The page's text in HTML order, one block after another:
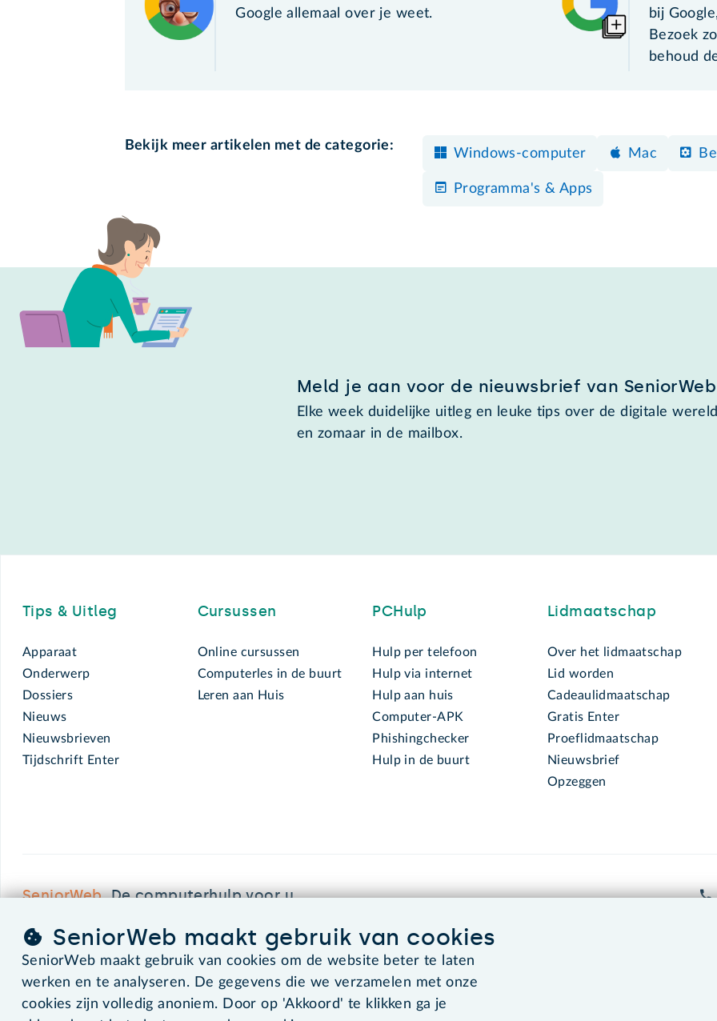
Google allemaal over je weet.
bij
Bezoek
behoud
Bekijk meer artikelen met de categorie:
Windows-computer Mac
Programma's & Apps
Meld je aan voor de nieuwsbrief van SeniorWeb
Elke week duidelijke uitleg en leuke tips over de digitale
en zomaar in de mailbox.
Tips & Uitleg
Apparaat
Onderwerp
Dossiers
Nieuws
Nieuwsbrieven
Tijdschrift Enter
Cursussen
Online cursussen
Computerles in de buurt
Leren aan Huis
PCHulp
Hulp per telefoon
Hulp via internet
Hulp aan huis
Computer-APK
Phishingchecker
Hulp in de buurt
Lidmaatschap
Over het lidmaatschap
Lid worden
Cadeaulidmaatschap
Gratis Enter
Proeflidmaatschap
Nieuwsbrief
Opzeggen
SeniorWeb.De computerhulp voor u.
©2026 SeniorWeb
SeniorWeb maakt gebruik van cookies
SeniorWeb maakt gebruik van cookies om de website beter te laten
werken en te analyseren. De gegevens die we verzamelen met onze
cookies zijn volledig anoniem. Door op 'Akkoord' te klikken ga je